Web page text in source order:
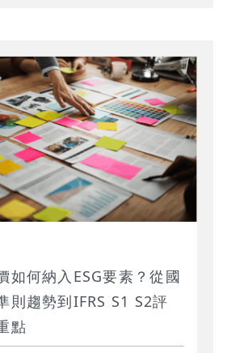
如何納入ESG要素？從國
則趨勢到IFRS S1 S2評
點